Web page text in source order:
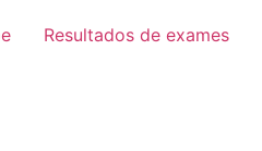
Resultados de exames